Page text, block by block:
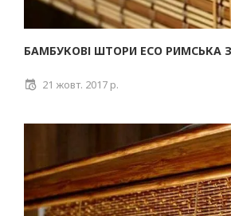
БАМБУКОВІ ШТОРИ ECO РИМСЬКА
21 жовт. 2017 р.